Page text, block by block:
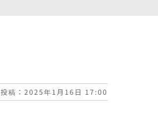
投稿：2025年1月16日 17:00